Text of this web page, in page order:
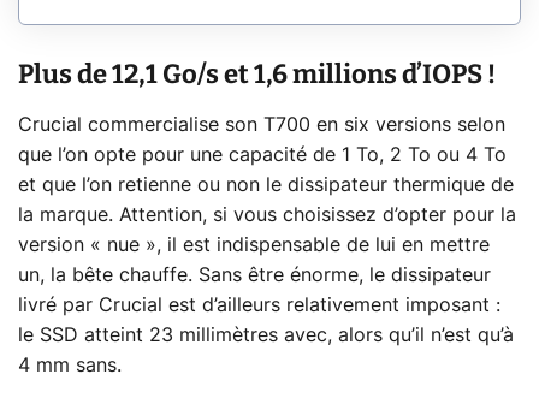
Plus de 12,1 Go/s et 1,6 millions d’IOPS !
Crucial commercialise son T700 en six versions selon
que l’on opte pour une capacité de 1 To, 2 To ou 4 To
et que l’on retienne ou non le dissipateur thermique de
la marque. Attention, si vous choisissez d’opter pour la
version « nue », il est indispensable de lui en mettre
un, la bête chauffe. Sans être énorme, le dissipateur
livré par Crucial est d’ailleurs relativement imposant :
le SSD atteint 23 millimètres avec, alors qu’il n’est qu’à
4 mm sans.